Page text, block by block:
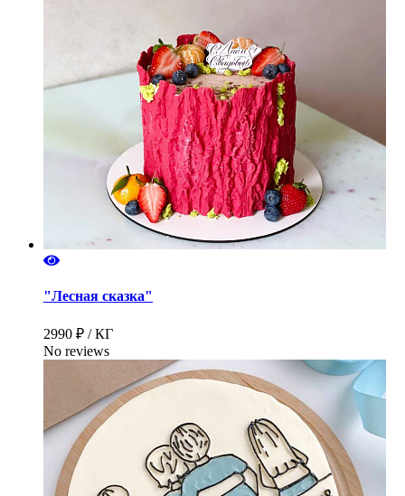
"Лесная сказка"
2990 ₽ / КГ
No reviews